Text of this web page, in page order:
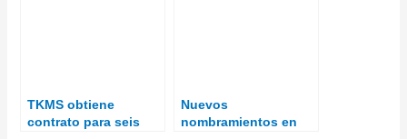
TKMS obtiene
contrato para seis
Nuevos
nombramientos en